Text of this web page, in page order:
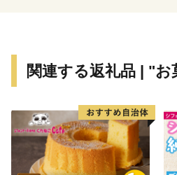
します。
福井県美浜町町ふるさと納税サ
受付時間 9：30～17:30 (土日祝
TEL 050-5527-0887
メール furusato@town-
関連する返礼品 | "